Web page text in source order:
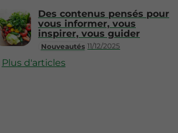
Nouveautés 11/12/2025
Des contenus pensés pour
vous informer, vous
inspirer, vous guider
Plus d'articles